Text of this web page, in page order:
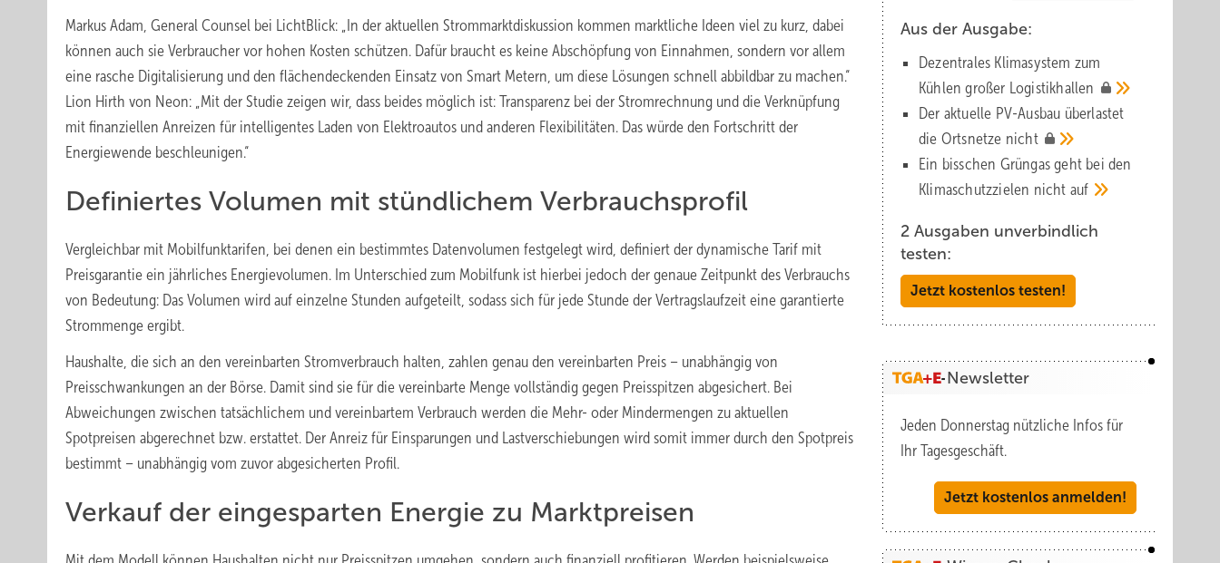
Markus Adam, General Counsel bei LichtBlick: „In der aktuellen Strommarktdiskussion kommen marktliche Ideen viel zu kurz, dabei
können auch sie Verbraucher vor hohen Kosten schützen. Dafür braucht es keine Abschöpfung von Einnahmen, sondern vor allem
eine rasche Digitalisierung und den flächendeckenden Einsatz von Smart Metern, um diese Lösungen schnell abbildbar zu machen.“
Lion Hirth von Neon: „Mit der Studie zeigen wir, dass beides möglich ist: Transparenz bei der Stromrechnung und die Verknüpfung
mit finanziellen Anreizen für intelligentes Laden von Elektroautos und anderen Flexibilitäten. Das würde den Fortschritt der
Energiewende beschleunigen.“
Definiertes Volumen mit stündlichem Verbrauchsprofil
Vergleichbar mit Mobilfunktarifen, bei denen ein bestimmtes Datenvolumen festgelegt wird, definiert der dynamische Tarif mit
Preisgarantie ein jährliches Energievolumen. Im Unterschied zum Mobilfunk ist hierbei jedoch der genaue Zeitpunkt des Verbrauchs
von Bedeutung: Das Volumen wird auf einzelne Stunden aufgeteilt, sodass sich für jede Stunde der Vertragslaufzeit eine garantierte
Strommenge ergibt.
Haushalte, die sich an den vereinbarten Stromverbrauch halten, zahlen genau den vereinbarten Preis – unabhängig von
Preisschwankungen an der Börse. Damit sind sie für die vereinbarte Menge vollständig gegen Preisspitzen abgesichert. Bei
Abweichungen zwischen tatsächlichem und vereinbartem Verbrauch werden die Mehr- oder Mindermengen zu aktuellen
Spotpreisen abgerechnet bzw. erstattet. Der Anreiz für Einsparungen und Lastverschiebungen wird somit immer durch den Spotpreis
bestimmt – unabhängig vom zuvor abgesicherten Profil.
Verkauf der eingesparten Energie zu Marktpreisen
Aus der Ausgabe:
Dezentrales Klimasystem zum
Kühlen großer Logistik­hallen
Der aktuelle PV-Ausbau über­lastet
die Orts­netze nicht
Ein bisschen Grüngas geht bei den
Klima­schutz­zielen nicht auf
2 Ausgaben unverbindlich
testen:
Jetzt kostenlos testen!
Newsletter
Jeden Donnerstag nützliche Infos für
Ihr Tagesgeschäft.
Jetzt kostenlos anmelden!